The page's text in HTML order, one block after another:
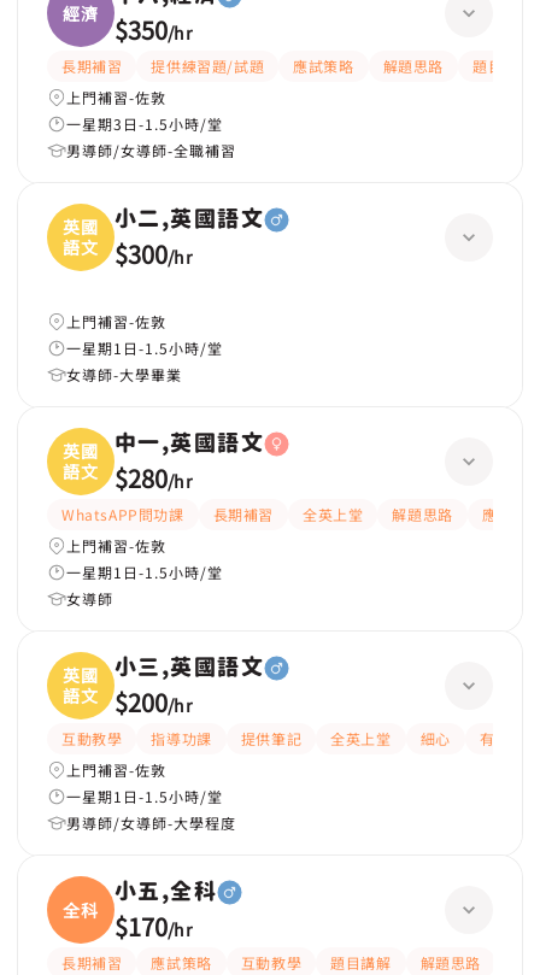
經濟 $350/hr
長期補習 提供練習題/試題 應試策略 解題思路
題目講解
上門補習-佐敦
一星期3日-1.5小時/堂
男導師/女導師-全職補習
英國
語文
小二,英國語文
$300/hr
上門補習-佐敦
一星期1日-1.5小時/堂
女導師-大學畢業
英國
語文
中一,英國語文
$280/hr
WhatsAPP問功課 長期補習 全英上堂 解題思路
應試策
上門補習-佐敦
一星期1日-1.5小時/堂
女導師
英國
語文
小三,英國語文
$200/hr
互動教學 指導功課 提供筆記 全英上堂 細心
有愛心
上門補習-佐敦
一星期1日-1.5小時/堂
男導師/女導師-大學程度
全科
小五,全科
$170/hr
長期補習 應試策略 互動教學 題目講解 解題思路